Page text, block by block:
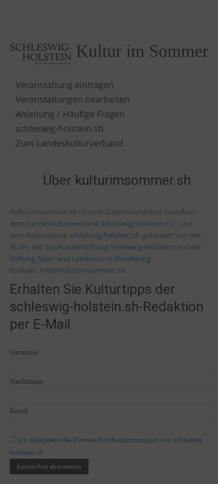
Kultur im Sommer
Veranstaltung eintragen
Veranstaltungen bearbeiten
Anleitung / Häufige Fragen
schleswig-holstein.sh
Zum Landeskulturverband
Über kulturimsommer.sh
Kulturimsommer.sh ist eine Zusammenarbeit zwischen
dem Landeskulturverband Schleswig-Holstein e.V. und
dem Kulturportal schleswig-holstein.sh gefördert von der
IB.SH, der Sparkassenstiftung Schleswig-Holstein und der
Stiftung Spar- und Leihkasse in Rendsburg
Kontakt: info@kulturimsommer.sh
Erhalten Sie Kulturtipps der
schleswig-holstein.sh-Redaktion
per E-Mail
Vorname
Nachname
Email
Ich akzeptiere die Datenschutzbestimmungen von schleswig-
holstein.sh